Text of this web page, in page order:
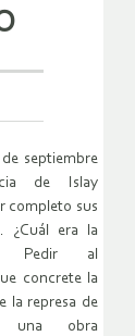
septiembre
de Islay
completo sus
¿Cuál era la
Pedir al
concrete la
la represa de
una obra